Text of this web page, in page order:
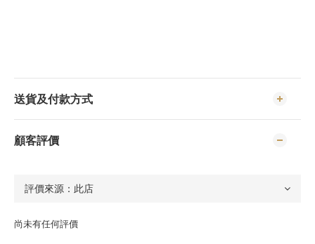
送貨及付款方式
顧客評價
尚未有任何評價